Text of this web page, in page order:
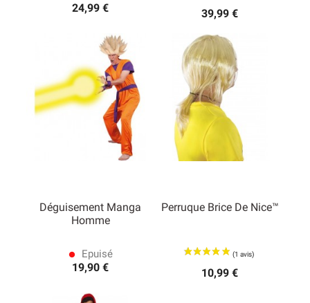
24,99 € 39,99 €
Déguisement Manga
Homme
lens Epuisé
19,90 €
Perruque Brice De Nice™
10,99 €